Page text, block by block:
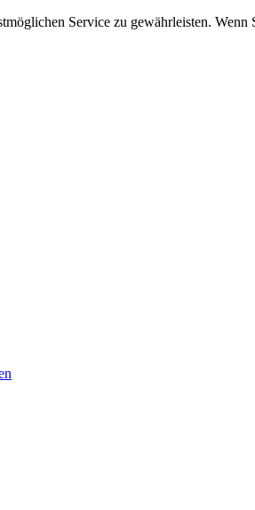
Service zu gewährleisten.